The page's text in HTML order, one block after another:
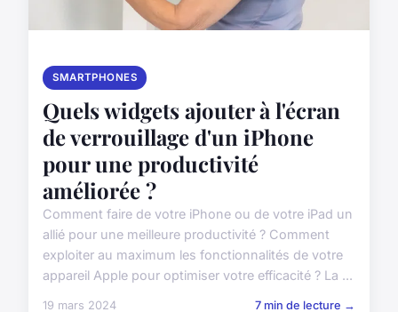
SMARTPHONES
Quels widgets ajouter à l'écran
de verrouillage d'un iPhone
pour une productivité
améliorée ?
Comment faire de votre iPhone ou de votre iPad un
allié pour une meilleure productivité ? Comment
exploiter au maximum les fonctionnalités de votre
appareil Apple pour optimiser votre efficacité ? La ...
19 mars 2024 7 min de lecture →